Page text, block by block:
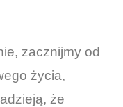
zacznijmy od
życia,
że